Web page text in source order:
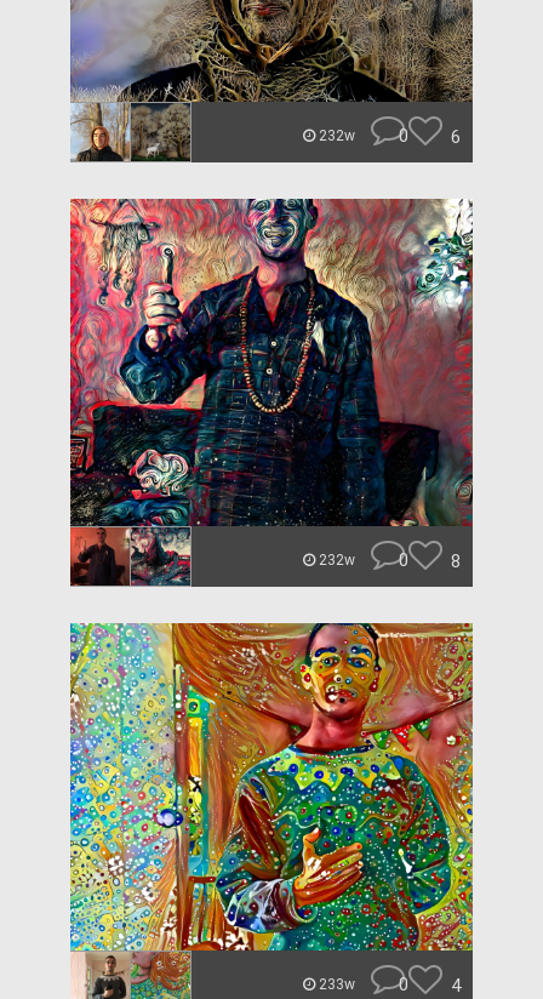
232w 0 6
232w 0 8
233w 0 4